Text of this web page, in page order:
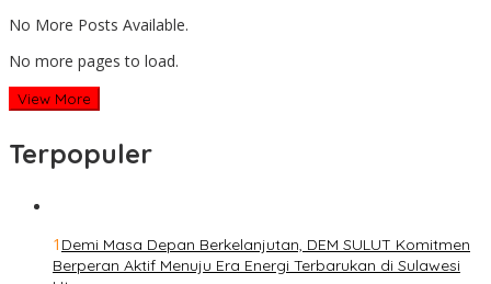
No More Posts Available.
No more pages to load.
View More
Terpopuler
1 Demi Masa Depan Berkelanjutan, DEM SULUT Komitmen
Berperan Aktif Menuju Era Energi Terbarukan di Sulawesi